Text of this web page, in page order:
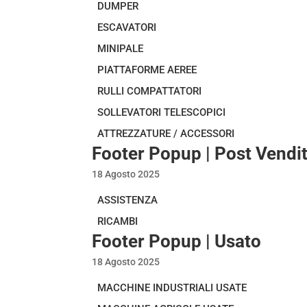
DUMPER
ESCAVATORI
MINIPALE
PIATTAFORME AEREE
RULLI COMPATTATORI
SOLLEVATORI TELESCOPICI
ATTREZZATURE / ACCESSORI
Footer Popup | Post
18 Agosto 2025
ASSISTENZA
RICAMBI
Footer Popup | Usato
18 Agosto 2025
MACCHINE INDUSTRIALI USATE